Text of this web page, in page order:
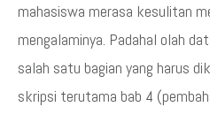
mahasiswa merasa kesulitan
mengalaminya. Padahal olah
salah satu bagian yang harus
skripsi terutama bab 4